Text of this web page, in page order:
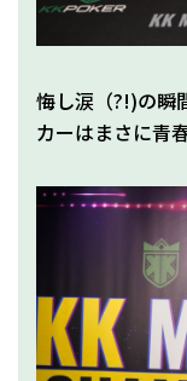
悔し涙（?!)の瞬
カーはまさに青